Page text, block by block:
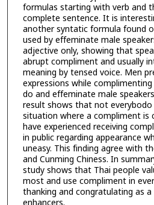
formulas starting with verb and
complete sentence. It is
another syntatic formula found
used by effeminate male
adjective only, showing that
abrupt compliment and usually
meaning by tensed voice. Men
expressions while
do and effeminate male
result shows that not
situation where a compliment is
have experienced receiving
in public regarding appearance
uneasy. This finding agree with
and Cunming Chiness. In
study shows that Thai people
most and use compliment in
thanking and congratulating as